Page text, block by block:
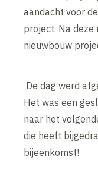
aandacht voor
project. Na
nieuwbouw
De dag werd
Het was een
naar het
die heeft
bijeenkomst!